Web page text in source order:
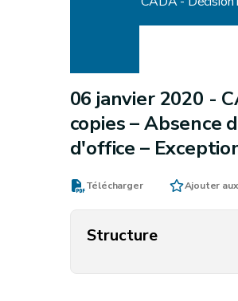
06 janvier 2020 -
copies – Absence
d'office –
Télécharger Ajouter
Structure